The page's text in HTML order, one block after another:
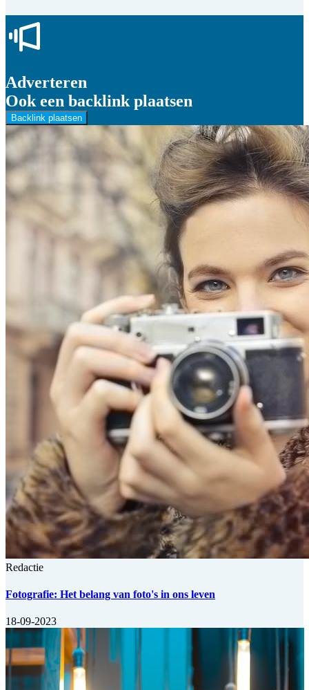
Adverteren
Ook een backlink plaatsen
Backlink plaatsen
Redactie
Fotografie: Het belang van foto's in ons leven
18-09-2023